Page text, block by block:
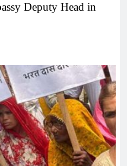
Deputy Head in